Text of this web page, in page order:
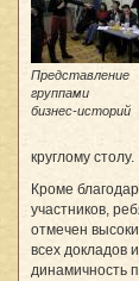
Представление
группами
бизнес-историй
круглому столу.
Кроме
участников,
отмечен
всех докладов и
динамичность